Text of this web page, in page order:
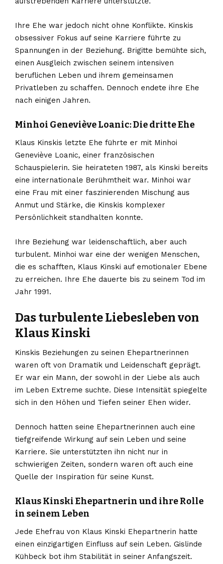
Ihre Ehe war jedoch nicht ohne Konflikte. Kinskis
obsessiver Fokus auf seine Karriere führte zu
Spannungen in der Beziehung. Brigitte bemühte sich,
einen Ausgleich zwischen seinem intensiven
beruflichen Leben und ihrem gemeinsamen
Privatleben zu schaffen. Dennoch endete ihre Ehe
nach einigen Jahren.
Minhoi Geneviève Loanic: Die dritte Ehe
Klaus Kinskis letzte Ehe führte er mit Minhoi
Geneviève Loanic, einer französischen
Schauspielerin. Sie heirateten 1987, als Kinski bereits
eine internationale Berühmtheit war. Minhoi war
eine Frau mit einer faszinierenden Mischung aus
Anmut und Stärke, die Kinskis komplexer
Persönlichkeit standhalten konnte.
Ihre Beziehung war leidenschaftlich, aber auch
turbulent. Minhoi war eine der wenigen Menschen,
die es schafften, Klaus Kinski auf emotionaler Ebene
zu erreichen. Ihre Ehe dauerte bis zu seinem Tod im
Jahr 1991.
Das turbulente Liebesleben von
Klaus Kinski
Kinskis Beziehungen zu seinen Ehepartnerinnen
waren oft von Dramatik und Leidenschaft geprägt.
Er war ein Mann, der sowohl in der Liebe als auch
im Leben Extreme suchte. Diese Intensität spiegelte
sich in den Höhen und Tiefen seiner Ehen wider.
Dennoch hatten seine Ehepartnerinnen auch eine
tiefgreifende Wirkung auf sein Leben und seine
Karriere. Sie unterstützten ihn nicht nur in
schwierigen Zeiten, sondern waren oft auch eine
Quelle der Inspiration für seine Kunst.
Klaus Kinski Ehepartnerin und ihre Rolle
in seinem Leben
Jede Ehefrau von Klaus Kinski Ehepartnerin hatte
einen einzigartigen Einfluss auf sein Leben. Gislinde
Kühbeck bot ihm Stabilität in seiner Anfangszeit.